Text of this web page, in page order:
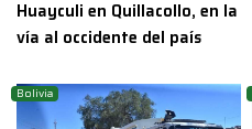
Huayculi en Quillacollo, en la
vía al occidente del país
Bolivia